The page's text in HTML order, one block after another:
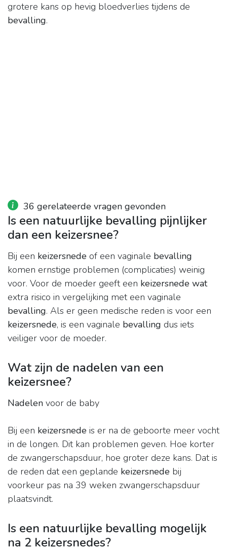
grotere kans op hevig bloedverlies tijdens de
bevalling.
36 gerelateerde vragen gevonden
Is een natuurlijke bevalling pijnlijker
dan een keizersnee?
Bij een keizersnede of een vaginale bevalling
komen ernstige problemen (complicaties) weinig
voor. Voor de moeder geeft een keizersnede wat
extra risico in vergelijking met een vaginale
bevalling. Als er geen medische reden is voor een
keizersnede, is een vaginale bevalling dus iets
veiliger voor de moeder.
Wat zijn de nadelen van een
keizersnee?
Nadelen voor de baby
Bij een keizersnede is er na de geboorte meer vocht
in de longen. Dit kan problemen geven. Hoe korter
de zwangerschapsduur, hoe groter deze kans. Dat is
de reden dat een geplande keizersnede bij
voorkeur pas na 39 weken zwangerschapsduur
plaatsvindt.
Is een natuurlijke bevalling mogelijk
na 2 keizersnedes?